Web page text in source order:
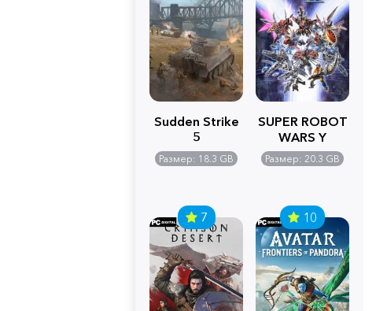
Sudden Strike
5
Размер: 18.3 GB
SUPER ROBOT
WARS Y
Размер: 20.3 GB
7 10